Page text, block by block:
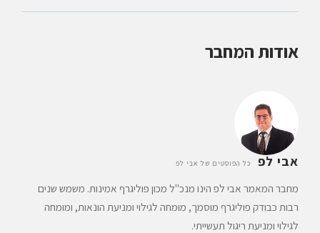
אודות המחבר
אבי לפ כל הפוסטים של אבי לפ
מחבר המאמר אבי לפ הינו מנכ"ל מכון פוליגרף אמינות. משמש שנים
רבות כבודק פוליגרף מוסמך, מומחה לגילוי ומניעת הונאות, ומומחה
לגילוי ומניעת ריגול תעשייתי.